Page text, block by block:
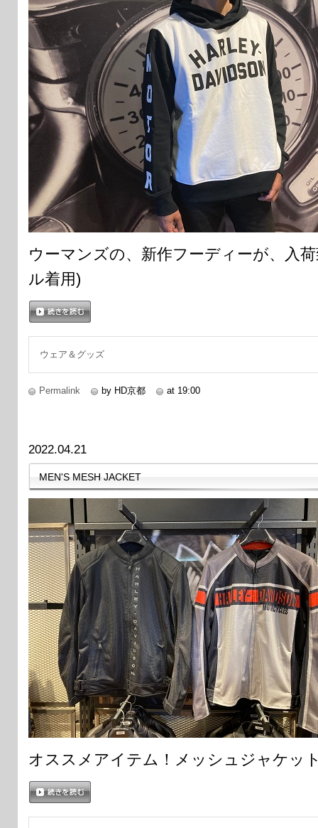
ウーマンズの、新作フーディーが、入
ル着用)
ウェア＆グッズ
Permalink by HD京都 at 19:00
2022.04.21
MEN'S MESH JACKET
オススメアイテム！メッシュジャケッ